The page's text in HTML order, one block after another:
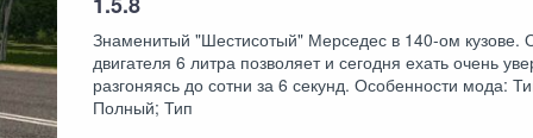
Знаменитый "Шестисотый" Мерседес в 140-ом кузове.
двигателя 6 литра позволяет и сегодня ехать очень
разгоняясь до сотни за 6 секунд. Особенности мода:
Полный; Тип